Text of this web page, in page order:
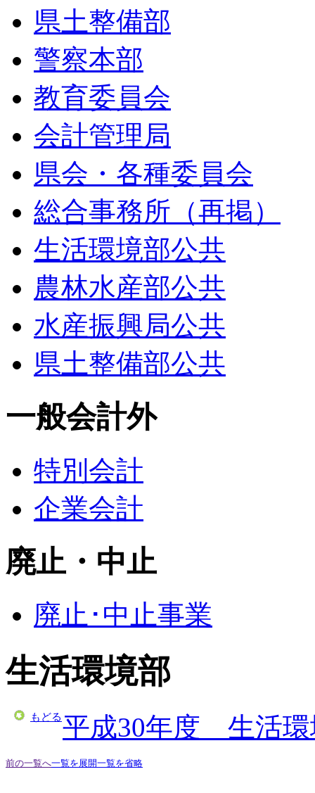
県土整備部
警察本部
教育委員会
会計管理局
県会・各種委員会
総合事務所（再掲）
生活環境部公共
農林水産部公共
水産振興局公共
県土整備部公共
一般会計外
特別会計
企業会計
廃止・中止
廃止･中止事業
生活環境部
もどる平成30年度 生活環
前の一覧へ一覧を展開一覧を省略